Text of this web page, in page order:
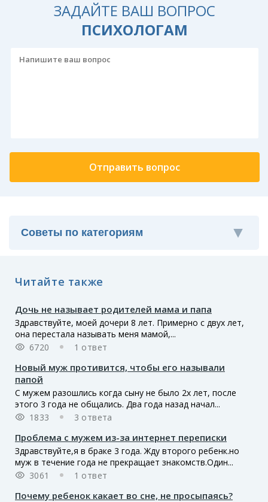
ЗАДАЙТЕ ВАШ ВОПРОС
ПСИХОЛОГАМ
Читайте также
Дочь не называет родителей мама и папа
Здравствуйте, моей дочери 8 лет. Примерно с двух лет,
она перестала называть меня мамой,...
6720
1 ответ
Новый муж противится, чтобы его называли
папой
С мужем разошлись когда сыну не было 2х лет, после
этого 3 года не общались. Два года назад начал...
1833
3 ответа
Проблема с мужем из-за интернет переписки
Здравствуйте,я в браке 3 года. Жду второго ребенк.но
муж в течение года не прекращает знакомств.Один...
3061
1 ответ
Почему ребенок какает во сне, не просыпаясь?